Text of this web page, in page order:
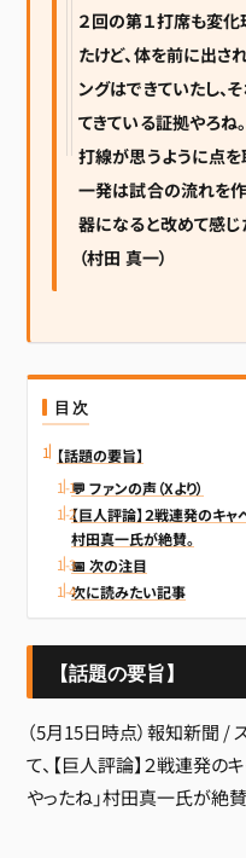
２回の第１打席も変
たけど、体を前に出さ
ングはできていたし、
てきている証拠やろね。
打線が思うように点を
一発は試合の流れを作
器になると改めて感じ
（村田 真一）
目次
【話題の要旨】
💬 ファンの声（Xより）
【巨人評論】２戦連発のキ
村田真一氏が絶賛。
📅 次の注目
次に読みたい記事
【話題の要旨】
（5月15日時点）報知新聞 /
て、【巨人評論】２戦連発
やったね」村田真一氏が絶賛